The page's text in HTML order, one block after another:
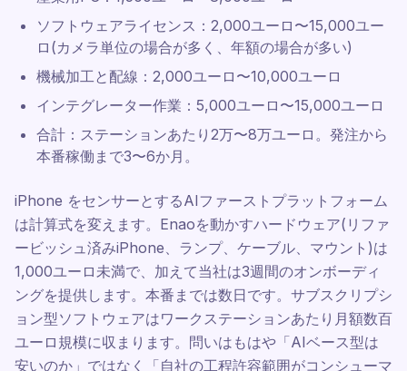
ソフトウェアライセンス：2,000ユーロ〜15,000ユー
ロ(カメラ単位の場合が多く、年額の場合が多い)
機械加工と配線：2,000ユーロ〜10,000ユーロ
インテグレーター作業：5,000ユーロ〜15,000ユーロ
合計：ステーションあたり2万〜8万ユーロ。発注から
本番稼働まで3〜6か月。
iPhone をセンサーとするAIファーストプラットフォーム
は計算式を変えます。Enaoを動かすハードウェア(リファ
ービッシュ済みiPhone、ランプ、ケーブル、マウント)は
1,000ユーロ未満で、加えて当社は3週間のオンボーディ
ングを提供します。本番までは数日です。サブスクリプシ
ョン型ソフトウェアはワークステーションあたり月額数百
ユーロ規模に収まります。問いはもはや「AIベース型は
安いのか」ではなく「自社の工程許容範囲がコンシューマ